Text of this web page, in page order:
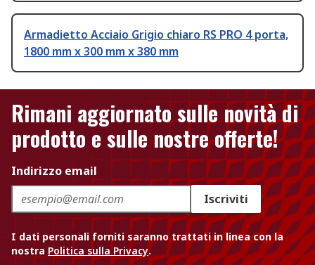
Armadietto Acciaio Grigio chiaro RS PRO 4 porta,
1800 mm x 300 mm x 380 mm
Rimani aggiornato sulle novità di
prodotto e sulle nostre offerte!
Indirizzo email
Iscriviti
I dati personali forniti saranno trattati in linea con la
nostra Politica sulla Privacy.